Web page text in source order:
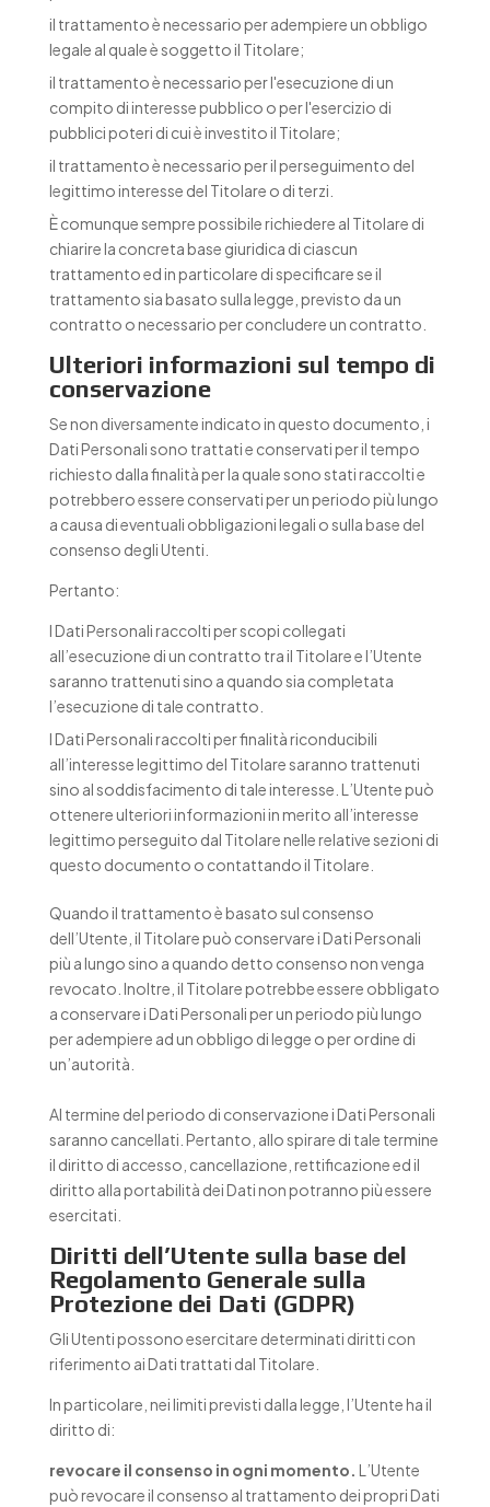
il trattamento è necessario per adempiere un obbligo
legale al quale è soggetto il Titolare;
il trattamento è necessario per l'esecuzione di un
compito di interesse pubblico o per l'esercizio di
pubblici poteri di cui è investito il Titolare;
il trattamento è necessario per il perseguimento del
legittimo interesse del Titolare o di terzi.
È comunque sempre possibile richiedere al Titolare di
chiarire la concreta base giuridica di ciascun
trattamento ed in particolare di specificare se il
trattamento sia basato sulla legge, previsto da un
contratto o necessario per concludere un contratto.
Ulteriori informazioni sul tempo di
conservazione
Se non diversamente indicato in questo documento, i
Dati Personali sono trattati e conservati per il tempo
richiesto dalla finalità per la quale sono stati raccolti e
potrebbero essere conservati per un periodo più lungo
a causa di eventuali obbligazioni legali o sulla base del
consenso degli Utenti.
Pertanto:
I Dati Personali raccolti per scopi collegati
all’esecuzione di un contratto tra il Titolare e l’Utente
saranno trattenuti sino a quando sia completata
l’esecuzione di tale contratto.
I Dati Personali raccolti per finalità riconducibili
all’interesse legittimo del Titolare saranno trattenuti
sino al soddisfacimento di tale interesse. L’Utente può
ottenere ulteriori informazioni in merito all’interesse
legittimo perseguito dal Titolare nelle relative sezioni di
questo documento o contattando il Titolare.
Quando il trattamento è basato sul consenso
dell’Utente, il Titolare può conservare i Dati Personali
più a lungo sino a quando detto consenso non venga
revocato. Inoltre, il Titolare potrebbe essere obbligato
a conservare i Dati Personali per un periodo più lungo
per adempiere ad un obbligo di legge o per ordine di
un’autorità.
Al termine del periodo di conservazione i Dati Personali
saranno cancellati. Pertanto, allo spirare di tale termine
il diritto di accesso, cancellazione, rettificazione ed il
diritto alla portabilità dei Dati non potranno più essere
esercitati.
Diritti dell’Utente sulla base del
Regolamento Generale sulla
Protezione dei Dati (GDPR)
Gli Utenti possono esercitare determinati diritti con
riferimento ai Dati trattati dal Titolare.
In particolare, nei limiti previsti dalla legge, l’Utente ha il
diritto di:
revocare il consenso in ogni momento. L’Utente
può revocare il consenso al trattamento dei propri Dati